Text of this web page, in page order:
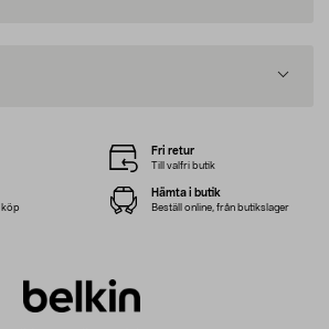
Fri retur
Till valfri butik
Hämta i butik
Beställ online, från butikslager